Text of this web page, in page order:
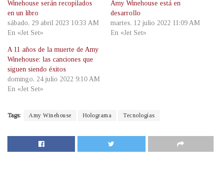
Winehouse serán recopilados
en un libro
sábado, 29 abril 2023 10:33 AM
En «Jet Set»
Amy Winehouse está en
desarrollo
martes, 12 julio 2022 11:09 AM
En «Jet Set»
A 11 años de la muerte de Amy
Winehouse: las canciones que
siguen siendo éxitos
domingo, 24 julio 2022 9:10 AM
En «Jet Set»
Tags: Amy Winehouse Holograma Tecnologías